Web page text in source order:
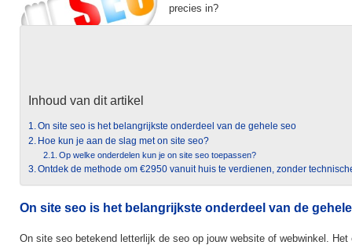
precies in?
Inhoud van dit artikel
On site seo is het belangrijkste onderdeel van de gehele seo
Hoe kun je aan de slag met on site seo?
Op welke onderdelen kun je on site seo toepassen?
Ontdek de methode om €2950 vanuit huis te verdienen, zonder
On site seo is het belangrijkste onderdeel van de
On site seo betekend letterlijk de seo op jouw website of webwinkel. Het